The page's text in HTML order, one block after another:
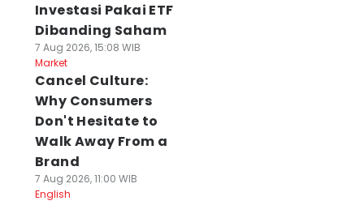
Investasi Pakai ETF
Dibanding Saham
7 Aug 2026, 15:08 WIB
Market
Cancel Culture:
Why Consumers
Don't Hesitate to
Walk Away From a
Brand
7 Aug 2026, 11:00 WIB
English